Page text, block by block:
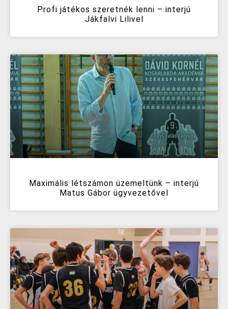
Profi játékos szeretnék lenni – interjú
Jákfalvi Lilivel
Maximális létszámon üzemeltünk – interjú
Matus Gábor ügyvezetővel